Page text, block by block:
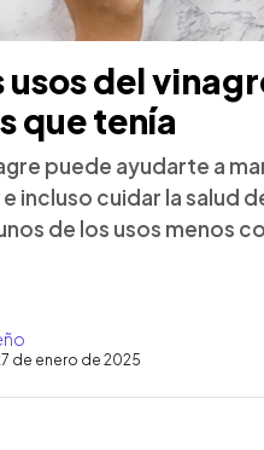
usos del
que tenía
puede ayudarte a
incluso cuidar la salud
de los usos menos
de enero de 2025